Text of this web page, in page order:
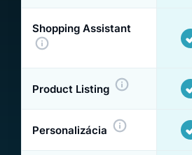
Shopping Assistant
Product Listing
Personalizácia